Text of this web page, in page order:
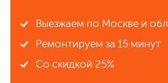
Выезжаем по Москве и
Ремонтируем за 15 минут
Со скидкой 25%